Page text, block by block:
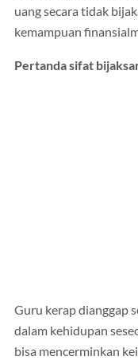
uang secara tidak
kemampuan
Pertanda sifat
Guru kerap dianggap
dalam kehidupan
bisa mencerminkan